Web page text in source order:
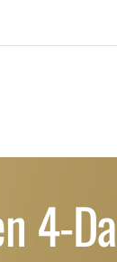
4-